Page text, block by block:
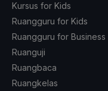
Kursus for Kids
Ruangguru for Kids
Ruangguru for Business
Ruanguji
Ruangbaca
Ruangkelas